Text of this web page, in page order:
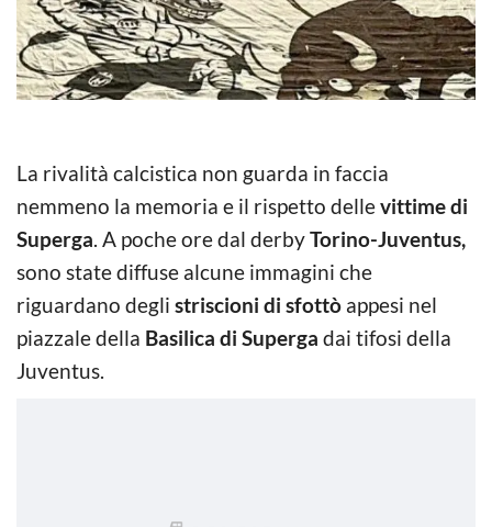
La rivalità calcistica non guarda in faccia
nemmeno la memoria e il rispetto dellevittime di
Superga. A poche ore dal derbyTorino-Juventus,
sono state diffuse alcune immagini che
riguardano degli striscioni di sfottò appesi nel
piazzale della Basilica di Superga dai tifosi della
Juventus.